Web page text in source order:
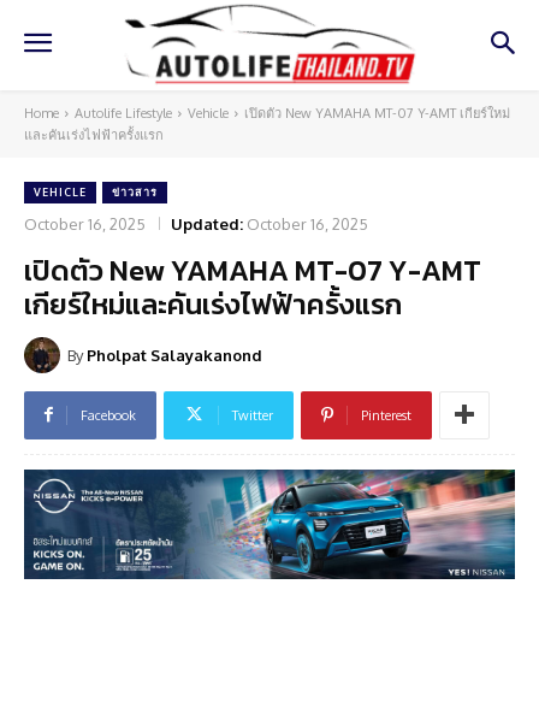
Home Autolife Lifestyle Vehicle
เปิดตัว New YAMAHA MT-07 Y-AMT เกียร์ใหม่
และคันเร่งไฟฟ้าครั้งแรก
VEHICLE ข่าวสาร
October 16, 2025 Updated: October 16, 2025
เปิดตัว New YAMAHA MT-07 Y-AMT
เกียร์ใหม่และคันเร่งไฟฟ้าครั้งแรก
By Pholpat Salayakanond
Facebook Twitter Pinterest